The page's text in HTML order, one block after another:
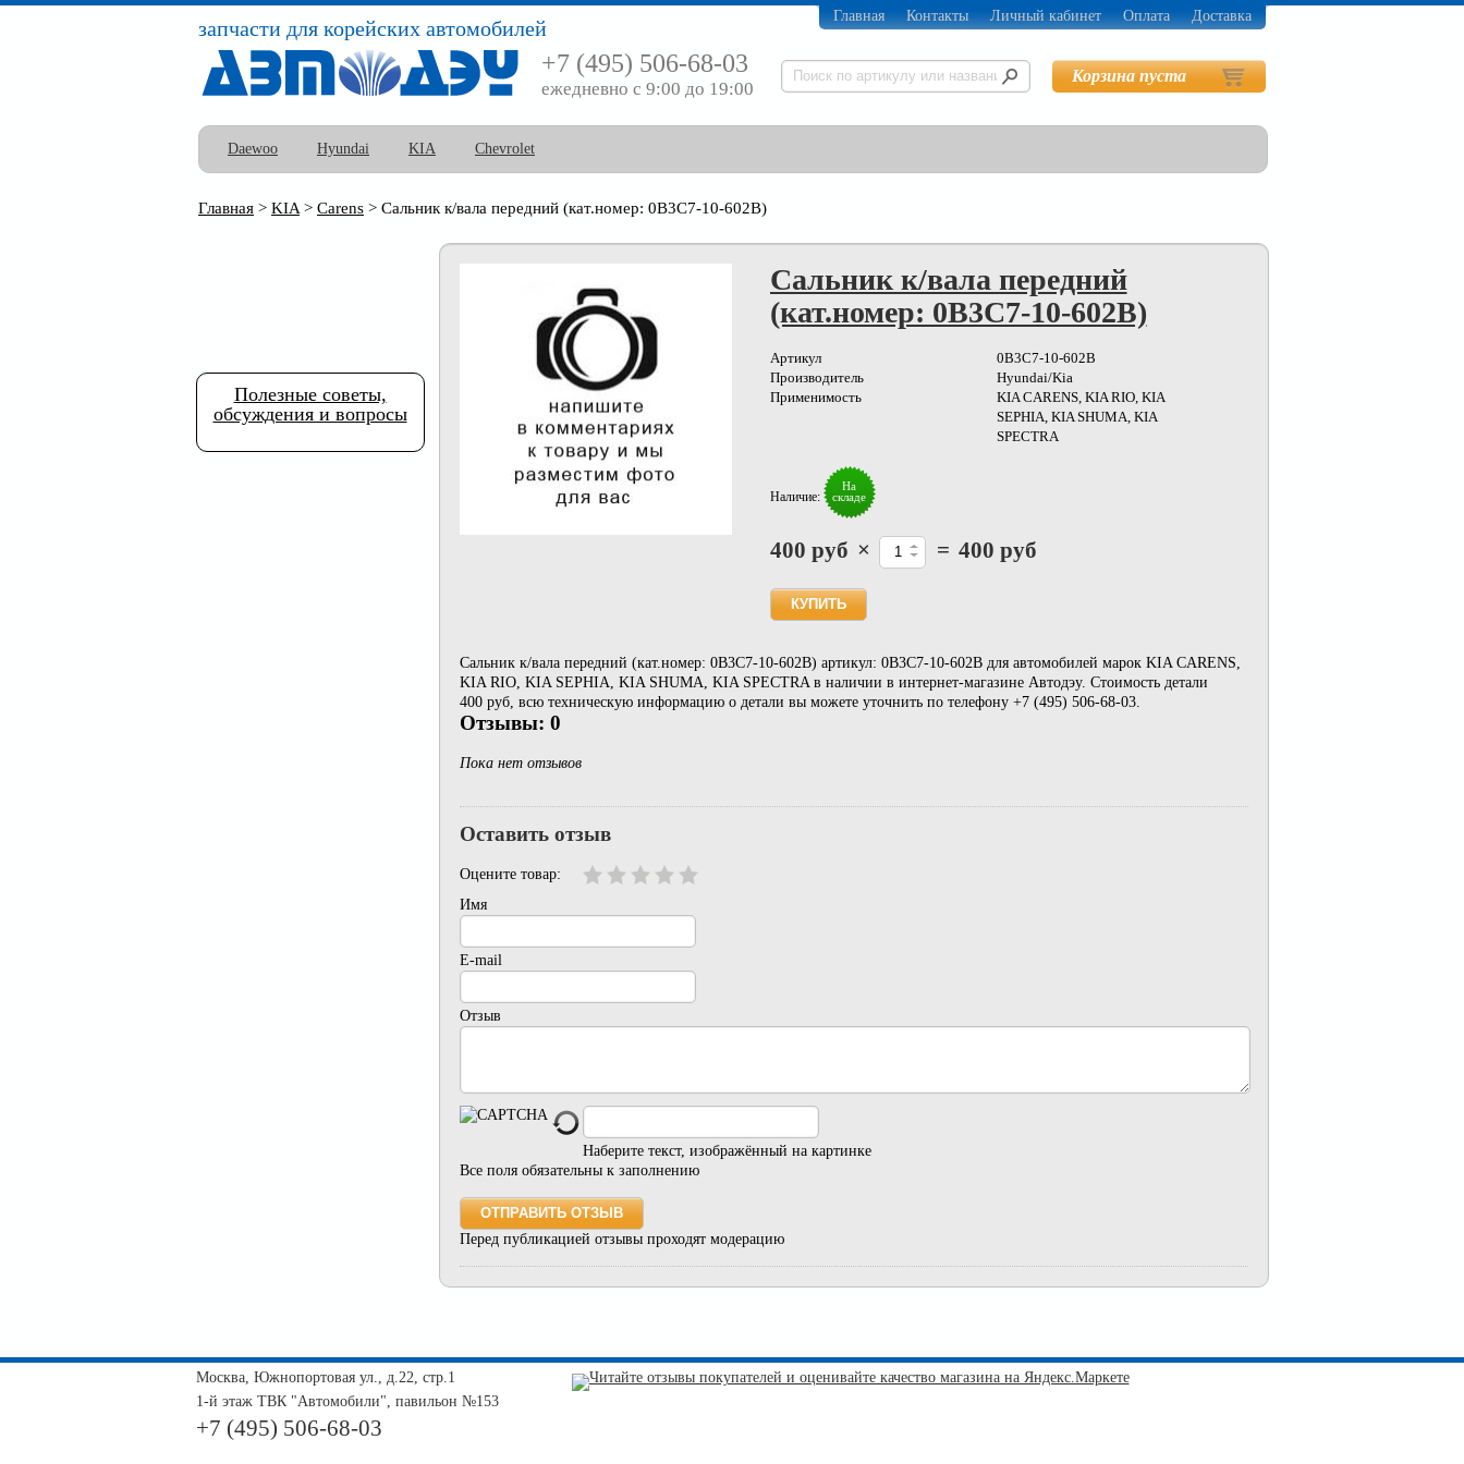
Главная Контакты Личный кабинет Оплата Доставка
запчасти для корейских автомобилей
+7 (495) 506-68-03
ежедневно с 9:00 до 19:00
Корзина пуста
Daewoo Hyundai KIA Chevrolet
Главная > KIA > Carens > Сальник к/вала передний (кат.номер: 0B3C7-10-602B)
Сальник к/вала передний
(кат.номер: 0B3C7-10-602B)
Артикул
0B3C7-10-602B
Производитель
Hyundai/Kia
Применимость
KIA CARENS, KIA RIO, KIA
SEPHIA, KIA SHUMA, KIA
SPECTRA
Наличие:
На
складе
400 руб × = 400 руб
Сальник к/вала передний (кат.номер: 0B3C7-10-602B) артикул: 0B3C7-10-602B для автомобилей марок KIA CARENS,
KIA RIO, KIA SEPHIA, KIA SHUMA, KIA SPECTRA в наличии в интернет-магазине Автодэу. Стоимость детали
400 руб, всю техническую информацию о детали вы можете уточнить по телефону +7 (495) 506-68-03.
Отзывы: 0
Пока нет отзывов
Оставить отзыв
Оцените товар:
Имя
E-mail
Отзыв
Наберите текст, изображённый на картинке
Все поля обязательны к заполнению
Перед публикацией отзывы проходят модерацию
Полезные советы,
обсуждения и вопросы
Москва, Южнопортовая ул., д.22, стр.1
1-й этаж ТВК "Автомобили", павильон №153
+7 (495) 506-68-03